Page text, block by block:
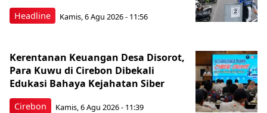
Headline Kamis, 6 Agu 2026 - 11:56
Cirebon
Kerentanan Keuangan Desa Disorot,
Para Kuwu di Cirebon Dibekali
Edukasi Bahaya Kejahatan Siber
Kamis, 6 Agu 2026 - 11:39